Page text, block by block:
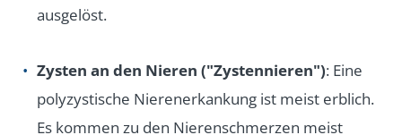
ausgelöst.
Zysten an den Nieren ("Zystennieren"): Eine
polyzystische Nierenerkankung ist meist erblich.
Es kommen zu den Nierenschmerzen meist